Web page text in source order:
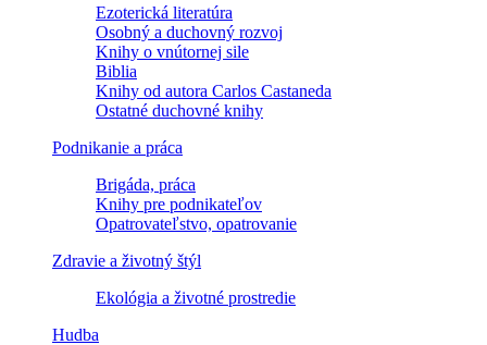
Ezoterická literatúra
Osobný a duchovný rozvoj
Knihy o vnútornej sile
Biblia
Knihy od autora Carlos Castaneda
Ostatné duchovné knihy
Podnikanie a práca
Brigáda, práca
Knihy pre podnikateľov
Opatrovateľstvo, opatrovanie
Zdravie a životný štýl
Ekológia a životné prostredie
Hudba